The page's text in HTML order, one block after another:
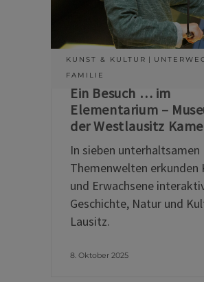
KUNST & KULTUR
FAMILIE
Ein Besuch … im
Elementarium –
der Westlausitz
In sieben unterhaltsamen
Themenwelten erkunden
und Erwachsene
Geschichte, Natur und
Lausitz.
8. Oktober 2025